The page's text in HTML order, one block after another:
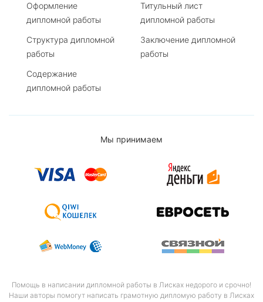
Оформление
дипломной работы
Структура дипломной
работы
Содержание
дипломной работы
Титульный лист
дипломной работы
Заключение дипломной
работы
Мы принимаем
Помощь в написании дипломной работы в Лисках недорого и срочно!
Наши авторы помогут написать грамотную дипломую работу в Лисках